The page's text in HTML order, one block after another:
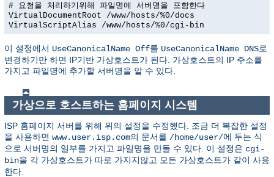
# 요청을 처리하기위해 파일명에 서버명을 포함한다
VirtualDocumentRoot /www/hosts/%0/docs
VirtualScriptAlias /www/hosts/%0/cgi-bin
이 설정에서 UseCanonicalName Off를 UseCanonicalName DNS로
변경하기만 하면 IP기반 가상호스트가 된다. 가상호스트의 IP 주소를
가지고 파일명에 추가할 서버명을 알 수 있다.
가상으로 호스트하는 홈페이지 시스템
ISP 홈페이지 서버를 위해 위의 설정을 수정했다. 조금 더 복잡한 설정
을 사용하면 www.user.isp.com의 문서를 /home/user/에 두는 식
으로 서버명의 일부를 가지고 파일명을 만들 수 있다. 이 설정은 cgi-
bin을 각 가상호스트가 따로 가지지않고 모든 가상호스트가 같이 사용
한다.